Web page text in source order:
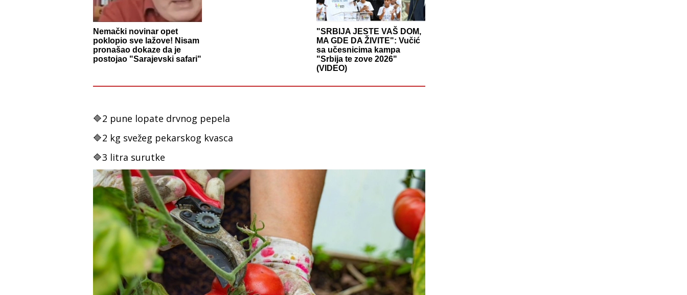
Nemački novinar opet
poklopio sve lažove! Nisam
pronašao dokaze da je
postojao "Sarajevski safari"
"SRBIJA JESTE VAŠ DOM,
MA GDE DA ŽIVITE": Vučić
sa učesnicima kampa
"Srbija te zove 2026"
(VIDEO)
🔷2 pune lopate drvnog pepela
🔷2 kg svežeg pekarskog kvasca
🔷3 litra surutke